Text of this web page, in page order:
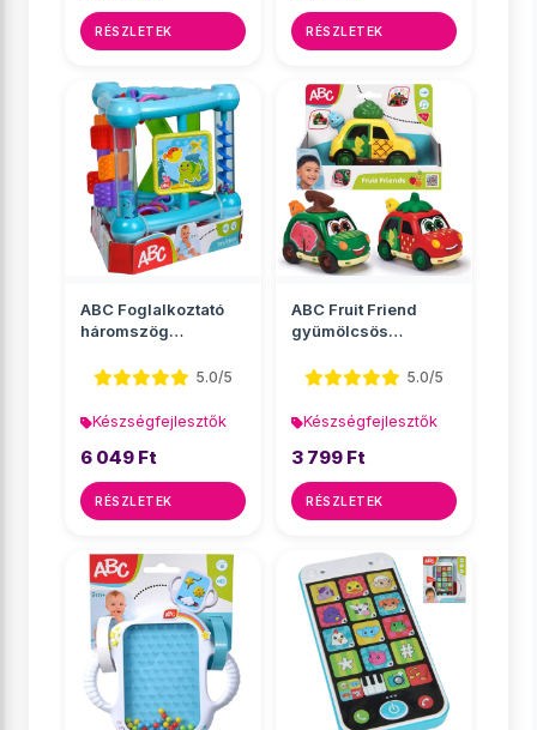
RÉSZLETEK RÉSZLETEK
ABC Foglalkoztató
háromszög
Toys
5.0/5
Készségfejlesztők
6 049 Ft
RÉSZLETEK
ABC Fruit Friend
gyümölcsös
hanggal t�...
5.0/5
Készségfejlesztők
3 799 Ft
RÉSZLETEK